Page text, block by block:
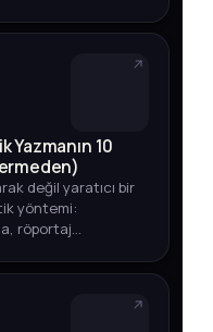
Yazmanın 10
değil yaratıcı bir
yöntemi:
röportaj